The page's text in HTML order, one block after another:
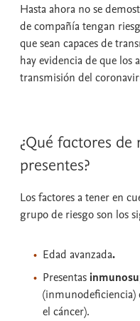
Hasta ahora no se
de compañía tengan
que sean capaces de
hay evidencia de que los
transmisión del
¿Qué factores de
presentes?
Los factores a tener en
grupo de riesgo son los
Edad avanzada.
Presentas
el cáncer).